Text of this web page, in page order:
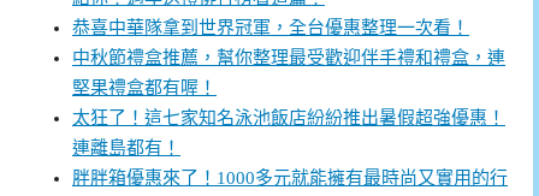
恭喜中華隊拿到世界冠軍，全台優惠整理一次看！
中秋節禮盒推薦，幫你整理最受歡迎伴手禮和禮盒，連
堅果禮盒都有喔！
太狂了！這七家知名泳池飯店紛紛推出暑假超強優惠！
連離島都有！
胖胖箱優惠來了！1000多元就能擁有最時尚又實用的行